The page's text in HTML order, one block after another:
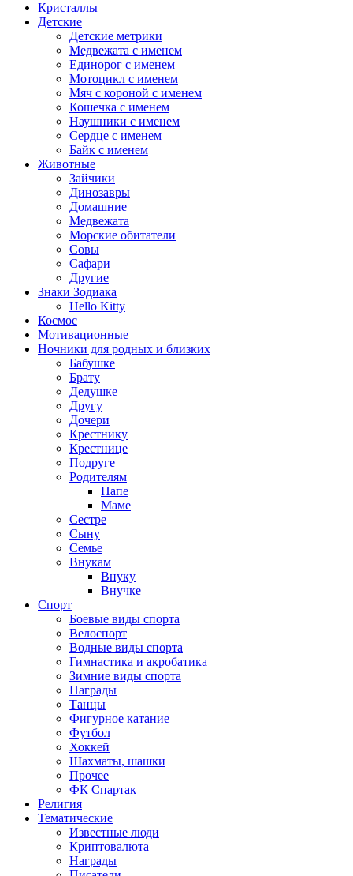
Кристаллы
Детские
Детские метрики
Медвежата с именем
Единорог с именем
Мотоцикл с именем
Мяч с короной с именем
Кошечка с именем
Наушники с именем
Сердце с именем
Байк с именем
Животные
Зайчики
Динозавры
Домашние
Медвежата
Морские обитатели
Совы
Сафари
Другие
Знаки Зодиака
Hello Kitty
Космос
Мотивационные
Ночники для родных и близких
Бабушке
Брату
Дедушке
Другу
Дочери
Крестнику
Крестнице
Подруге
Родителям
Папе
Маме
Сестре
Сыну
Семье
Внукам
Внуку
Внучке
Спорт
Боевые виды спорта
Велоспорт
Водные виды спорта
Гимнастика и акробатика
Зимние виды спорта
Награды
Танцы
Фигурное катание
Футбол
Хоккей
Шахматы, шашки
Прочее
ФК Спартак
Религия
Тематические
Известные люди
Криптовалюта
Награды